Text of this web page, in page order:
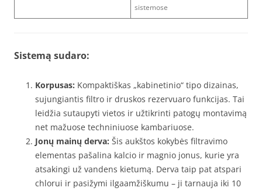
sistemose
Sistemą sudaro:
Korpusas: Kompaktiškas „kabinetinio“ tipo dizainas,
sujungiantis filtro ir druskos rezervuaro funkcijas. Tai
leidžia sutaupyti vietos ir užtikrinti patogų montavimą
net mažuose techniniuose kambariuose.
Jonų mainų derva: Šis aukštos kokybės filtravimo
elementas pašalina kalcio ir magnio jonus, kurie yra
atsakingi už vandens kietumą. Derva taip pat atspari
chlorui ir pasižymi ilgaamžiškumu – ji tarnauja iki 10